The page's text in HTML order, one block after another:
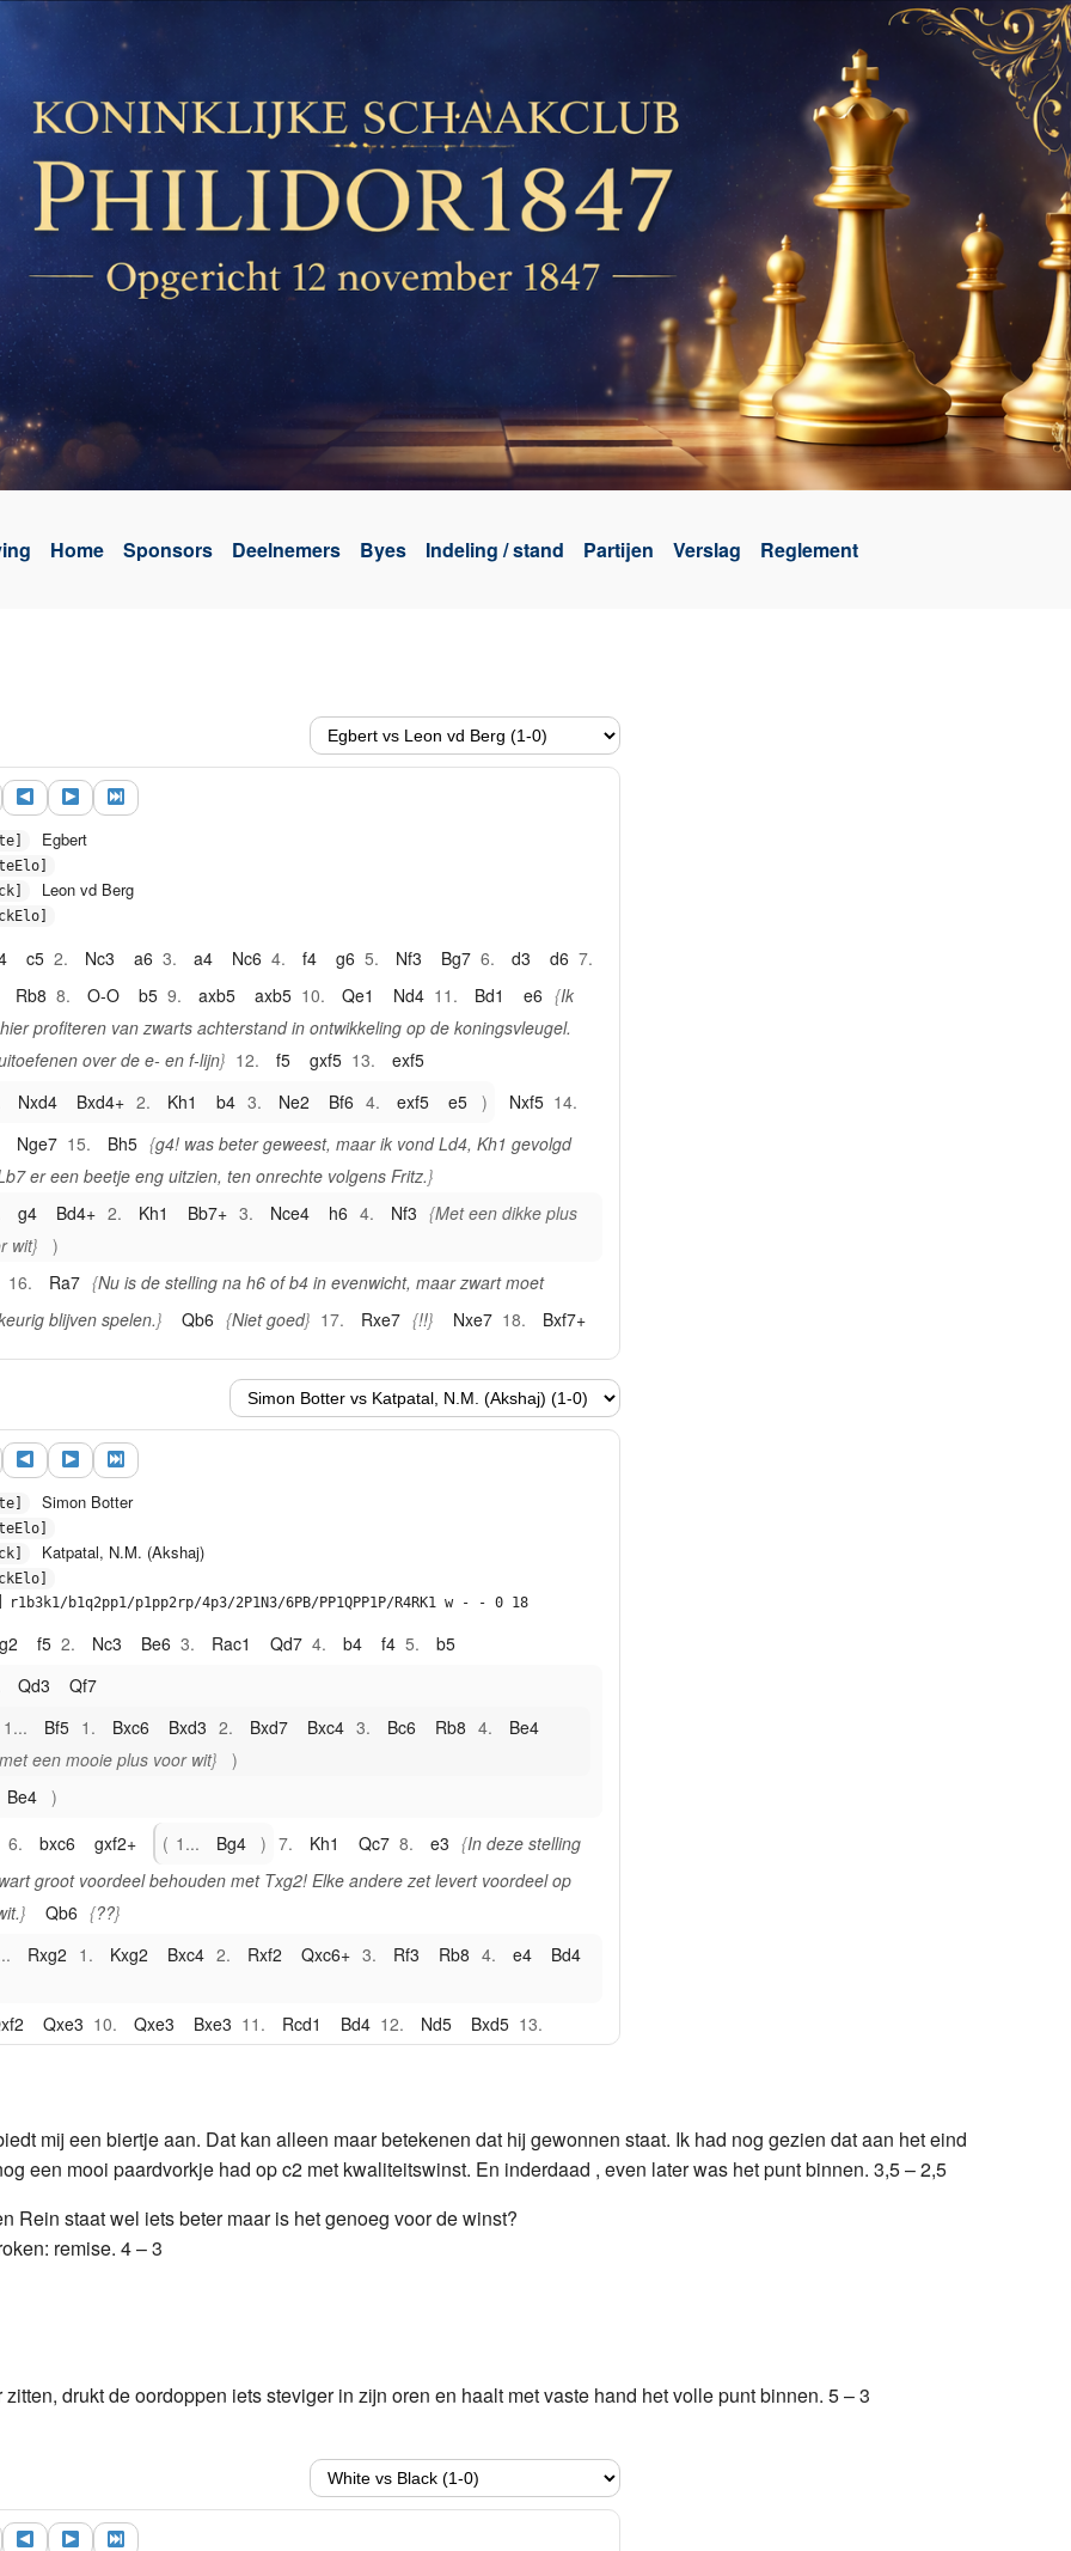
Home Sponsors Deelnemers Byes Indeling / stand Partijen Verslag Reglement
Egbert
Leon vd Berg
c5 2. Nc3 a6 3. a4 Nc6 4. f4 g6 5. Nf3 Bg7 6. d3 d6 7.
Rb8 8. O-O b5 9. axb5 axb5 10. Qe1 Nd4 11. Bd1 e6
Ik
profiteren van zwarts achterstand in ontwikkeling op de koningsvleugel.
over de e- en f-lijn
12. f5 gxf5 13.
exf5
Nxd4 Bxd4+ 2. Kh1 b4 3. Ne2 Bf6 4. exf5 e5 Nxf5 14.
Nge7 15. Bh5
g4! was beter geweest, maar ik vond Ld4, Kh1 gevolgd
er een beetje eng uitzien, ten onrechte volgens Fritz.
g4 Bd4+ 2. Kh1 Bb7+ 3. Nce4 h6 4. Nf3
Met een dikke plus
wit
16. Ra7
Nu is de stelling na h6 of b4 in evenwicht, maar zwart moet
blijven spelen.
Qb6 Niet goed 17. Rxe7 !! Nxe7 18.
Bxf7+
Na Kh8 volgt Pxh7
Rxf7 Nf5 3. Ng5
Met groot voordeel voor
1. Nxf7
nog even spelen..
23. Qf7+ Kh6 24. Qxh7#
Simon Botter
Katpatal, N.M. (Akshaj)
r1b3k1/b1q2pp1/p1pp2rp/4p3/2P1N3/6PB/PP1QPP1P/R4RK1 w - - 0 18
f5 2. Nc3 Be6 3. Rac1 Qd7 4. b4 f4 5.
b5
Qd3
Qf7
1...
Bf5 1. Bxc6 Bxd3 2. Bxd7 Bxc4 3. Bc6 Rb8 4.
Be4
met een mooie plus voor wit
Be4
6. bxc6 gxf2+ 1... Bg4 7. Kh1 Qc7 8. e3
In deze stelling
groot voordeel behouden met Txg2! Elke andere zet levert voordeel op
Qb6
??
Rxg2 1. Kxg2 Bxc4 2. Rxf2 Qxc6+ 3. Rf3 Rb8 4. e4 Bd4
Qxe3 10. Qxe3 Bxe3 11. Rcd1 Bd4 12. Nd5 Bxd5 13.
Rxc7 16. Rf8+ 1. Bf3 Kh7 17. Be4 Rxc4 18. Re8
Bc5
mij een biertje aan. Dat kan alleen maar betekenen dat hij gewonnen staat. Ik had nog gezien dat aan het eind
een mooi paardvorkje had op c2 met kwaliteitswinst. En inderdaad , even later was het punt binnen. 3,5 – 2,5
Rein staat wel iets beter maar is het genoeg voor de winst?
remise. 4 – 3
drukt de oordoppen iets steviger in zijn oren en haalt met vaste hand het volle punt binnen. 5 – 3